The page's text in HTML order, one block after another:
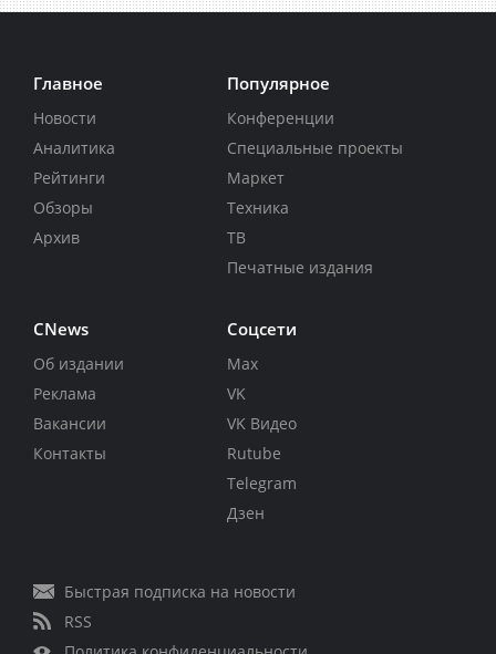
Главное
Новости
Аналитика
Рейтинги
Обзоры
Архив
Популярное
Конференции
Специальные проекты
Маркет
Техника
ТВ
Печатные издания
CNews
Об издании
Реклама
Вакансии
Контакты
Соцсети
Max
VK
VK Видео
Rutube
Telegram
Дзен
Быстрая подписка на новости
RSS